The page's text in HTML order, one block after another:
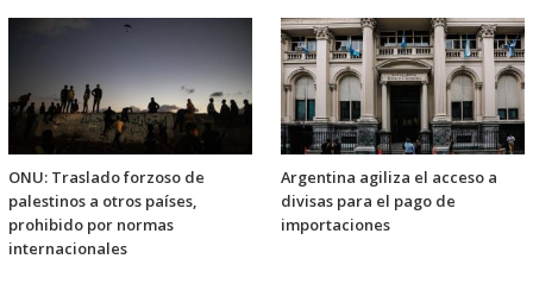
ONU: Traslado forzoso de
palestinos a otros países,
prohibido por normas
internacionales
Argentina agiliza el acceso a
divisas para el pago de
importaciones